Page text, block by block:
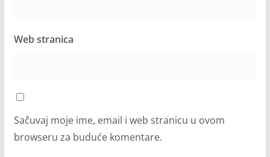
Web stranica
Sačuvaj moje ime, email i web stranicu u ovom
browseru za buduće komentare.